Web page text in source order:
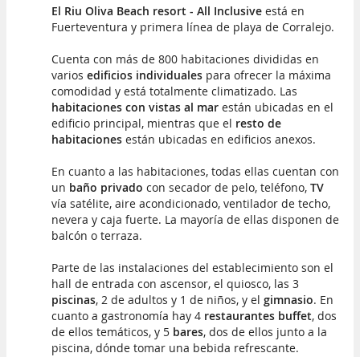
El Riu Oliva Beach resort - All Inclusive está en
Fuerteventura y primera línea de playa de Corralejo.
Cuenta con más de 800 habitaciones divididas en
varios edificios individuales para ofrecer la máxima
comodidad y está totalmente climatizado. Las
habitaciones con vistas al mar están ubicadas en el
edificio principal, mientras que el resto de
habitaciones están ubicadas en edificios anexos.
En cuanto a las habitaciones, todas ellas cuentan con
un baño privado con secador de pelo, teléfono, TV
vía satélite, aire acondicionado, ventilador de techo,
nevera y caja fuerte. La mayoría de ellas disponen de
balcón o terraza.
Parte de las instalaciones del establecimiento son el
hall de entrada con ascensor, el quiosco, las 3
piscinas, 2 de adultos y 1 de niños, y el gimnasio. En
cuanto a gastronomía hay 4 restaurantes buffet, dos
de ellos temáticos, y 5 bares, dos de ellos junto a la
piscina, dónde tomar una bebida refrescante.